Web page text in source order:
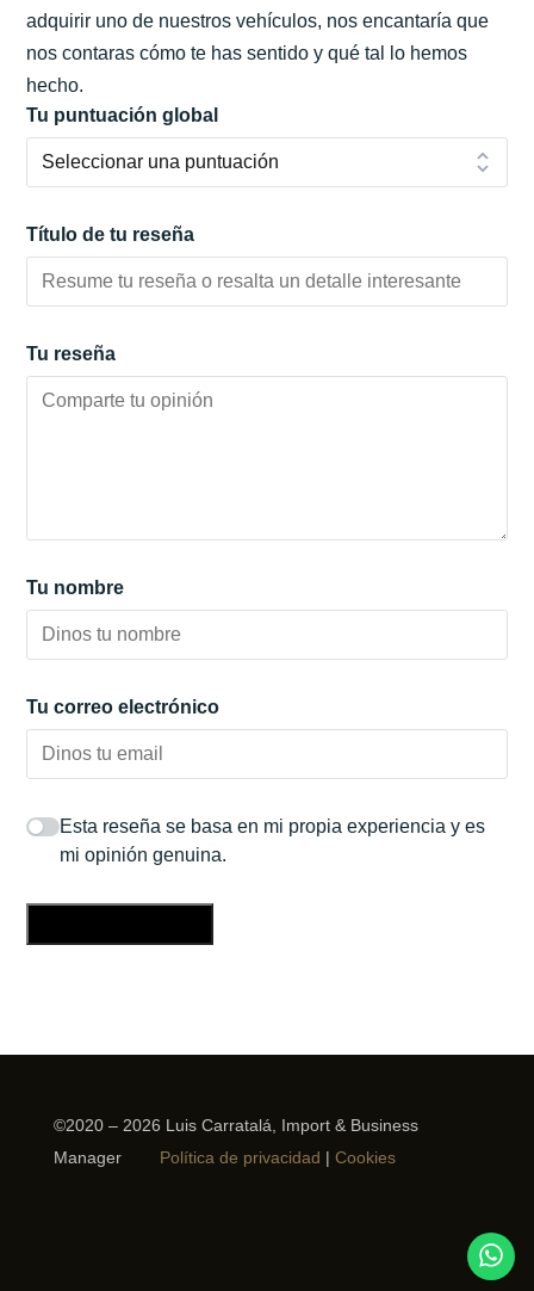
adquirir uno de nuestros vehículos, nos encantaría que
nos contaras cómo te has sentido y qué tal lo hemos
hecho.
Tu puntuación global
Título de tu reseña
Tu reseña
Tu nombre
Tu correo electrónico
Esta reseña se basa en mi propia experiencia y es
mi opinión genuina.
©2020 – 2026 Luis Carratalá, Import & Business
Manager
Política de privacidad | Cookies